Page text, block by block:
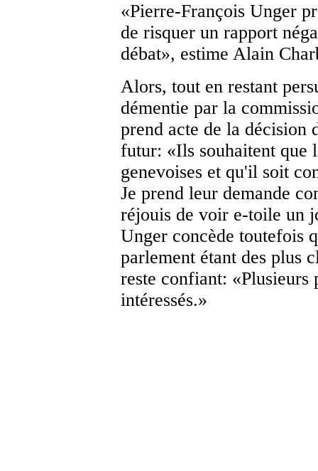
«Pierre-François Unger
de risquer un rapport
débat», estime Alain
Alors, tout en restant
démentie par la
prend acte de la décision
futur: «Ils souhaitent que
genevoises et qu'il soit
Je prend leur demande
réjouis de voir e-toile un
Unger concède toutefois
parlement étant des plus
reste confiant: «Plusieurs
intéressés.»